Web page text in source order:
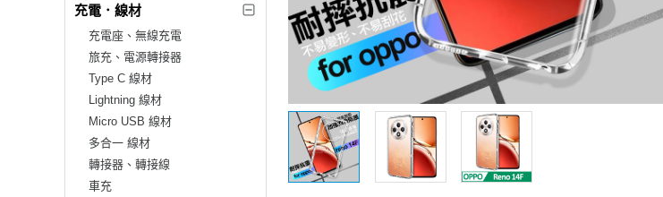
充電．線材
充電座、無線充電
旅充、電源轉接器
Type C 線材
Lightning 線材
Micro USB 線材
多合一 線材
轉接器、轉接線
車充